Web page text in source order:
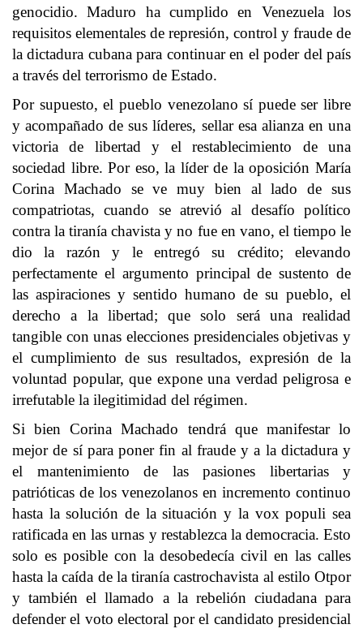
genocidio. Maduro ha cumplido en Venezuela los
requisitos elementales de represión, control y fraude de
la dictadura cubana para continuar en el poder del país
a través del terrorismo de Estado.
Por supuesto, el pueblo venezolano sí puede ser libre
y acompañado de sus líderes, sellar esa alianza en una
victoria de libertad y el restablecimiento de una
sociedad libre. Por eso, la líder de la oposición María
Corina Machado se ve muy bien al lado de sus
compatriotas, cuando se atrevió al desafío político
contra la tiranía chavista y no fue en vano, el tiempo le
dio la razón y le entregó su crédito; elevando
perfectamente el argumento principal de sustento de
las aspiraciones y sentido humano de su pueblo, el
derecho a la libertad; que solo será una realidad
tangible con unas elecciones presidenciales objetivas y
el cumplimiento de sus resultados, expresión de la
voluntad popular, que expone una verdad peligrosa e
irrefutable la ilegitimidad del régimen.
Si bien Corina Machado tendrá que manifestar lo
mejor de sí para poner fin al fraude y a la dictadura y
el mantenimiento de las pasiones libertarias y
patrióticas de los venezolanos en incremento continuo
hasta la solución de la situación y la vox populi sea
ratificada en las urnas y restablezca la democracia. Esto
solo es posible con la desobedecía civil en las calles
hasta la caída de la tiranía castrochavista al estilo Otpor
y también el llamado a la rebelión ciudadana para
defender el voto electoral por el candidato presidencial